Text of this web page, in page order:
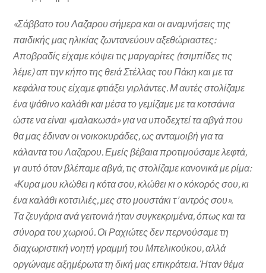
«Σάββατο του Λαζαρου σήμερα και οι αναμνήσεις της
παιδικής μας ηλικίας ζωντανεύουν αξεθώριαστες:
Αποβραδίς είχαμε κόψει τις μαργαρίτες (τσιμπίδες τις
λέμε) απ την κήπο της θειά Στέλλας του Πάκη και με τα
κεφάλια τους είχαμε φτιάξει γιρλάντες. Μ αυτές στολίζαμε
ένα ψάθινο καλάθι και μέσα το γεμίζαμε με τα κοτσάνια
ώστε να είναι «μαλακωσά» για να υποδεχτεί τα αβγά που
θα μας έδιναν οι νοικοκυράδες, ως ανταμοιβή για τα
κάλαντα του Λαζαρου. Εμείς βέβαια προτιμούσαμε λεφτά,
γι αυτό όταν βλέπαμε αβγά, τις στολίζαμε κανονικά με ρίμα:
«Κυρα μου κλώθει η κότα σου, κλώθει κι ο κόκορός σου, κι
ένα καλάθι κοτσιλιές, μες στο μουστάκι τ’ αντρός σου».
Τα ζευγάρια ανά γειτονιά ήταν συγκεκριμένα, όπως και τα
σύνορα του χωριού. Οι Ραχιώτες δεν περνούσαμε τη
διαχωριστική νοητή γραμμή του Μπελικούκου, αλλά
οργώναμε αξημέρωτα τη δική μας επικράτεια. Ήταν θέμα